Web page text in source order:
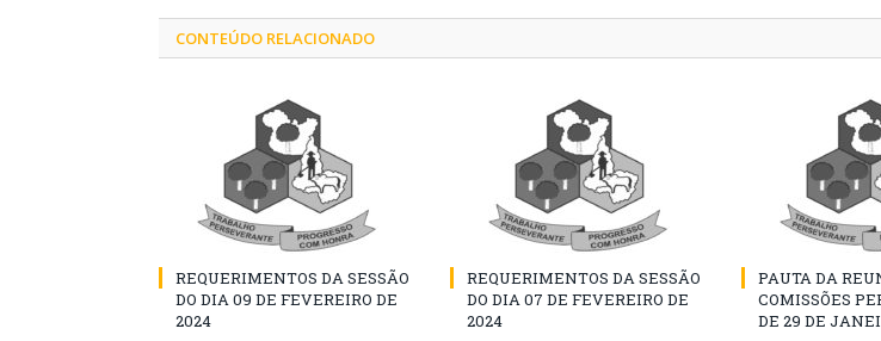
CONTEÚDO RELACIONADO
REQUERIMENTOS DA SESSÃO
DO DIA 09 DE FEVEREIRO DE
2024
REQUERIMENTOS DA SESSÃO
DO DIA 07 DE FEVEREIRO DE
2024
PAUTA DA
COMISSÕES
DE 29 DE